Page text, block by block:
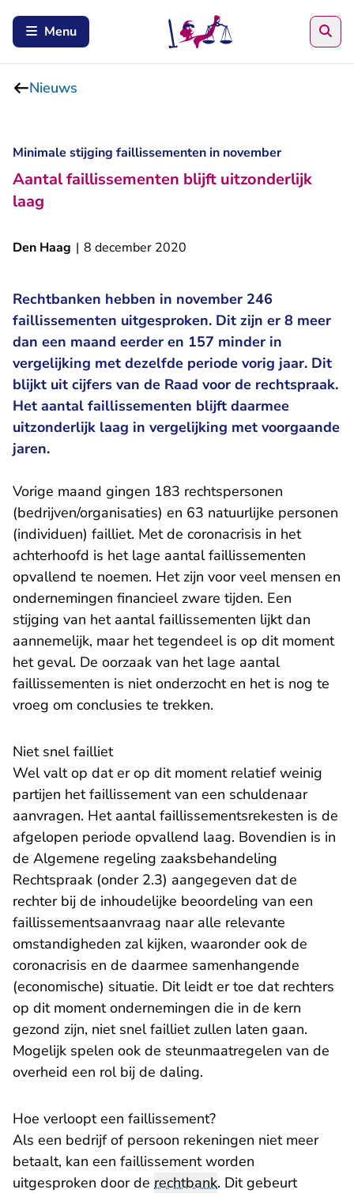
Menu
Nieuws
Minimale stijging faillissementen in november
Aantal faillissementen blijft uitzonderlijk
laag
Den Haag | 8 december 2020
Rechtbanken hebben in november 246
faillissementen uitgesproken. Dit zijn er 8 meer
dan een maand eerder en 157 minder in
vergelijking met dezelfde periode vorig jaar. Dit
blijkt uit cijfers van de Raad voor de rechtspraak.
Het aantal faillissementen blijft daarmee
uitzonderlijk laag in vergelijking met voorgaande
jaren.
Vorige maand gingen 183 rechtspersonen
(bedrijven/organisaties) en 63 natuurlijke personen
(individuen) failliet. Met de coronacrisis in het
achterhoofd is het lage aantal faillissementen
opvallend te noemen. Het zijn voor veel mensen en
ondernemingen financieel zware tijden. Een
stijging van het aantal faillissementen lijkt dan
aannemelijk, maar het tegendeel is op dit moment
het geval. De oorzaak van het lage aantal
faillissementen is niet onderzocht en het is nog te
vroeg om conclusies te trekken.
Niet snel failliet
Wel valt op dat er op dit moment relatief weinig
partijen het faillissement van een schuldenaar
aanvragen. Het aantal faillissementsrekesten is de
afgelopen periode opvallend laag. Bovendien is in
de Algemene regeling zaaksbehandeling
Rechtspraak (onder 2.3) aangegeven dat de
rechter bij de inhoudelijke beoordeling van een
faillissementsaanvraag naar alle relevante
omstandigheden zal kijken, waaronder ook de
coronacrisis en de daarmee samenhangende
(economische) situatie. Dit leidt er toe dat rechters
op dit moment ondernemingen die in de kern
gezond zijn, niet snel failliet zullen laten gaan.
Mogelijk spelen ook de steunmaatregelen van de
overheid een rol bij de daling.
Hoe verloopt een faillissement?
Als een bedrijf of persoon rekeningen niet meer
betaalt, kan een faillissement worden
uitgesproken door de rechtbank. Dit gebeurt